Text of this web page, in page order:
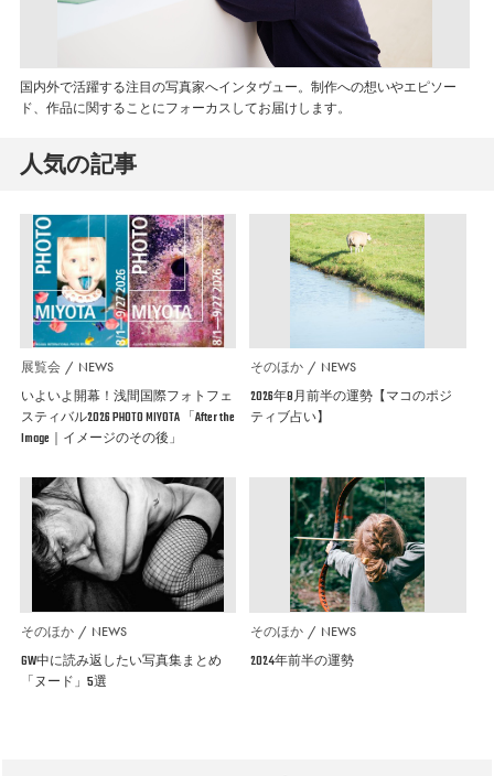
国内外で活躍する注目の写真家へインタヴュー。制作への想いやエピソー
ド、作品に関することにフォーカスしてお届けします。
人気の記事
展覧会 NEWS
いよいよ開幕！浅間国際フォトフェ
スティバル2026 PHOTO MIYOTA 「After the
Image｜イメージのその後」
そのほか NEWS
2026年8月前半の運勢【マコのポジ
ティブ占い】
そのほか NEWS
GW中に読み返したい写真集まとめ
「ヌード」5選
そのほか NEWS
2024年前半の運勢